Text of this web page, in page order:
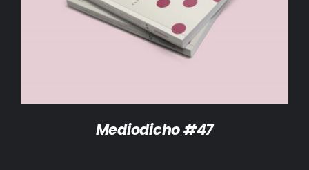
DETALLES
Mediodicho #47